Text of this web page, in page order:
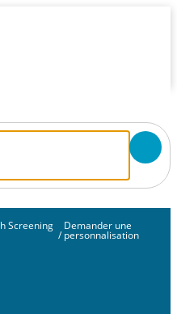
Screening
/
Demander une
personnalisation